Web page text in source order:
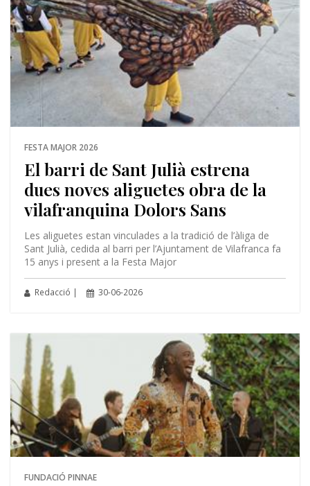
FESTA MAJOR 2026
El barri de Sant Julià estrena
dues noves aliguetes obra de la
vilafranquina Dolors Sans
Les aliguetes estan vinculades a la tradició de l’àliga de
Sant Julià, cedida al barri per l’Ajuntament de Vilafranca fa
15 anys i present a la Festa Major
Redacció | 30-06-2026
FUNDACIÓ PINNAE